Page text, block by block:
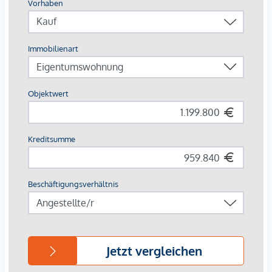
ausgezeichnetem Schallschutz
Vorbereitung für Alarmanlage
Hochsichere Wohnungseingangstüren mit
Mehrfachverriegelung
Nachhaltige und ressourcenschonende
Hier wohnen Sie nicht nur luxuriös, sondern auch besonders
energieeffizient und zukunftsorientiert.
Exklusive Ausstattung mit stilvollen
Designlinien
Die Innenausstattung überzeugt durch zeitlose Eleganz,
hochwertige Materialien und sorgfältig ausgewählte
Markenprodukte. Besonders im Bad- und WC-Bereich haben